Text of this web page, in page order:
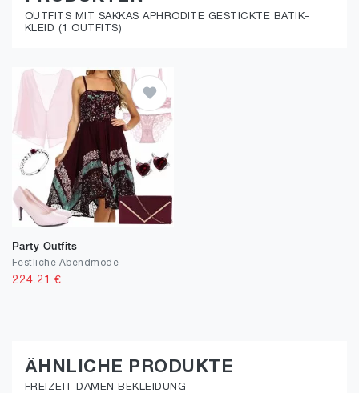
OUTFITS MIT SAKKAS APHRODITE GESTICKTE BATIK-
KLEID (1 OUTFITS)
Party Outfits
Festliche Abendmode
224.21 €
ÄHNLICHE PRODUKTE
FREIZEIT DAMEN BEKLEIDUNG